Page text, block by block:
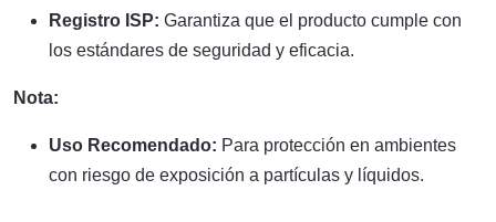
Registro ISP: Garantiza que el producto cumple con
los estándares de seguridad y eficacia.
Nota:
Uso Recomendado: Para protección en ambientes
con riesgo de exposición a partículas y líquidos.